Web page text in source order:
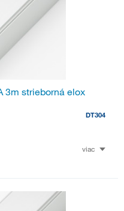
3m strieborná elox
DT304
viac